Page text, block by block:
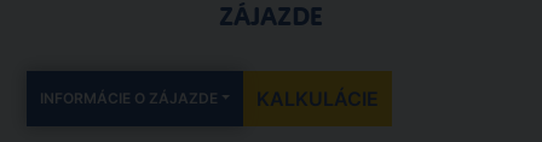
ZÁJAZDE
INFORMÁCIE O ZÁJAZDE KALKULÁCIE